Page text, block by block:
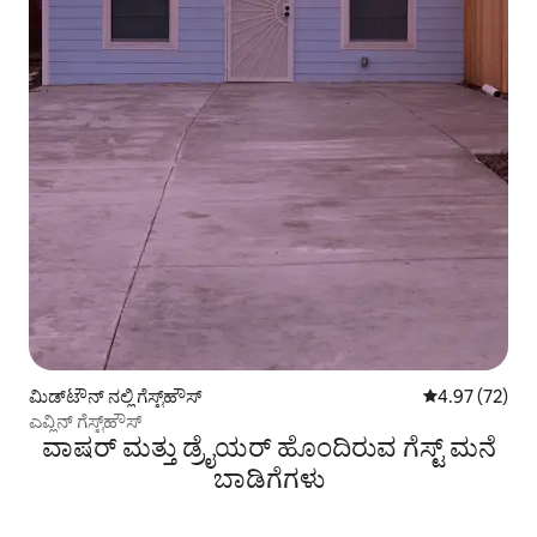
ಮಿಡ್‌ಟೌನ್ ನಲ್ಲಿ ಗೆಸ್ಟ್‌ಹೌಸ್ 5 ರಲ್ಲಿ 4.97
4.97 (72)
ಎವ್ಲಿನ್ ಗೆಸ್ಟ್‌ಹೌಸ್
ವಾಷರ್ ಮತ್ತು ಡ್ರೈಯರ್ ಹೊಂದಿರುವ ಗೆಸ್ಟ್ ಮನೆ
ಬಾಡಿಗೆಗಳು